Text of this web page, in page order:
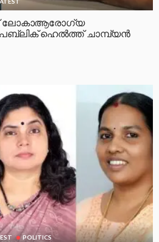
ലോകാആരോഗ്യ
ഹെൽത്ത് ചാമ്പ്യൻ
POLITICS